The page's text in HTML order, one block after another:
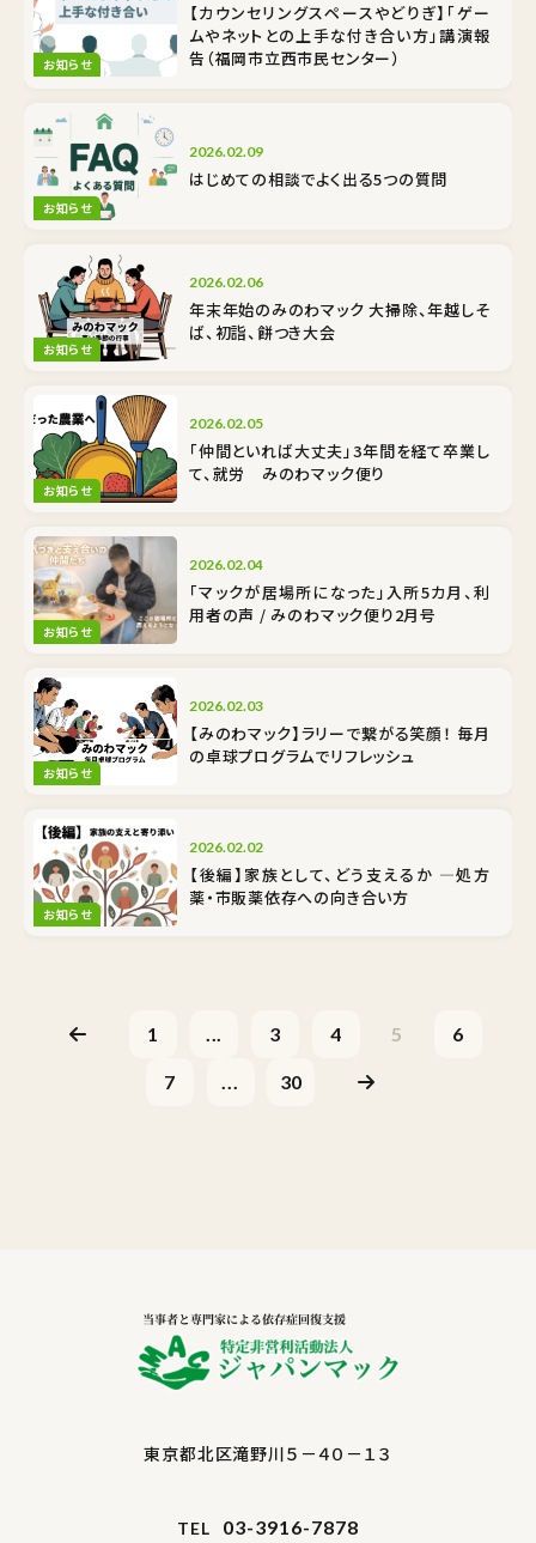
お知らせ
【カウンセリングスペースやどりぎ】「ゲー
ムやネットとの上手な付き合い方」講演報
告（福岡市立西市民センター）
お知らせ
2026.02.09
はじめての相談でよく出る5つの質問
お知らせ
2026.02.06
年末年始のみのわマック 大掃除、年越しそ
ば、初詣、餅つき大会
お知らせ
2026.02.05
「仲間といれば大丈夫」3年間を経て卒業し
て、就労 みのわマック便り
お知らせ
2026.02.04
「マックが居場所になった」入所5カ月、利
用者の声 / みのわマック便り2月号
お知らせ
2026.02.03
【みのわマック】ラリーで繋がる笑顔！ 毎月
の卓球プログラムでリフレッシュ
お知らせ
2026.02.02
【後編】家族として、どう支えるか ―処方
薬・市販薬依存への向き合い方
1 ... 3 4 5 6
7 ... 30
東京都北区滝野川５－４０－１３
TEL 03-3916-7878